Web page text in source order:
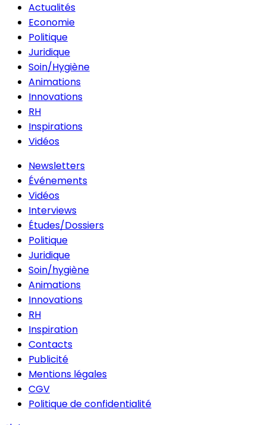
Actualités
Economie
Politique
Juridique
Soin/Hygiène
Animations
Innovations
RH
Inspirations
Vidéos
Newsletters
Événements
Vidéos
Interviews
Études/Dossiers
Politique
Juridique
Soin/hygiène
Animations
Innovations
RH
Inspiration
Contacts
Publicité
Mentions légales
CGV
Politique de confidentialité